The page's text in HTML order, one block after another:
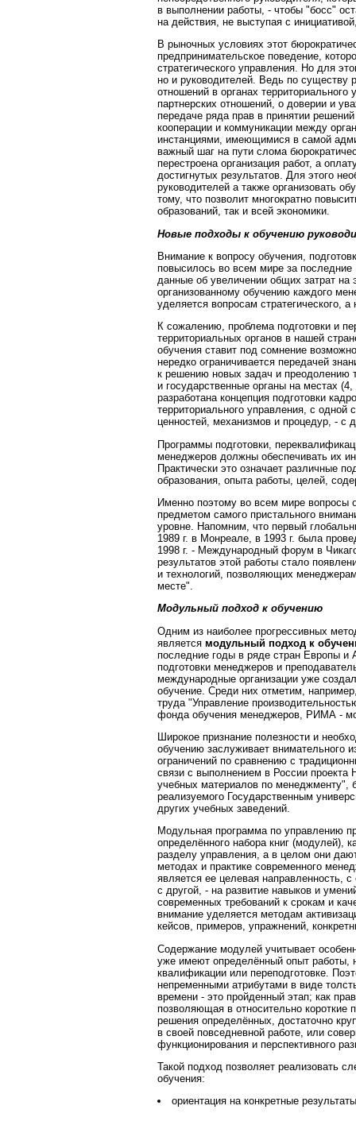
в выполнении работы, - чтобы "босс"
на действия, не выступая с
В рыночных условиях этот
предпринимательское поведение,
стратегического управления. Но для
но и руководителей. Ведь по существу
отношений в органах
партнерских отношений, о доверии и
передаче ряда прав в принятии
кооперации и коммуникации между
инстанциями, имеющимися в самой
важный шаг на пути слома
перестроена организация работ, а
достигнутых результатов. Для этого
руководителей а также организовать
тому, что позволит многократно
образований, так и всей экономики.
Новые подходы к обучению
Внимание к вопросу обучения,
повысилось во всем мире за
данные об увеличении общих затрат
организованному обучению каждого
уделяется вопросам стратегического,
К сожалению, проблема подготовки и
территориальных органов в нашей
обучения ставит под сомнение
нередко ограничивается передачей
к решению новых задач и преодолению
и государственные органы на местах
разработана концепция подготовки
территориального управления, с
ценностей, механизмов и процедур, - с
Программы подготовки,
менеджеров должны обеспечивать их
Практически это означает различные
образования, опыта работы, целей,
Именно поэтому во всем мире вопросы
предметом самого пристального
уровне. Напомним, что первый
1989 г. в Монреале, в 1993 г. была
1998 г. - Международный форум в
результатов этой работы стало
и технологий, позволяющих
месте".
Модульный подход к обучению
Одним из наиболее прогрессивных
является модульный подход к
последние годы в ряде стран Европы
подготовки менеджеров и
международные организации уже
обучение. Среди них отметим,
труда "Управление
фонда обучения менеджеров, РИМА -
Широкое признание полезности и
обучению заслуживает внимательного
ограничений по сравнению с
связи с выполнением в России проекта
учебных материалов по менеджменту",
реализуемого Государственным
других учебных заведений.
Модульная программа по управлению
определённого набора книг (модулей),
разделу управления, а в целом они
методах и практике современного
является ее целевая направленность,
с другой, - на развитие навыков и
современных требований к срокам и
внимание уделяется методам
кейсов, примеров, упражнений,
Содержание модулей учитывает
уже имеют определённый опыт работы,
квалификации или переподготовке.
непременными атрибутами в виде
времени - это пройденный этап; как
позволяющая в относительно короткие
решения определённых, достаточно
в своей повседневной работе, или
функционирования и перспективного
Такой подход позволяет реализовать
обучения:
ориентация на конкретные